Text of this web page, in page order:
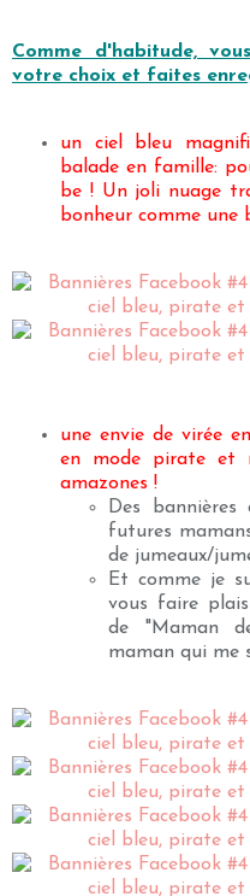
Comme d'habitude,
votre choix et faites
un ciel bleu
balade en famille:
be ! Un joli nuage
bonheur comme une
une envie de virée
en mode pirate et
amazones !
Des
futures
de jumeaux/
Et comme je
vous faire
de "Maman
maman qui me